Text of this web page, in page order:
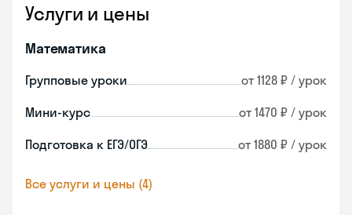
Услуги и цены
Математика
Групповые уроки от 1128 ₽ / урок
Мини-курс от 1470 ₽ / урок
Подготовка к ЕГЭ/ОГЭ от 1880 ₽ / урок
Все услуги и цены (4)